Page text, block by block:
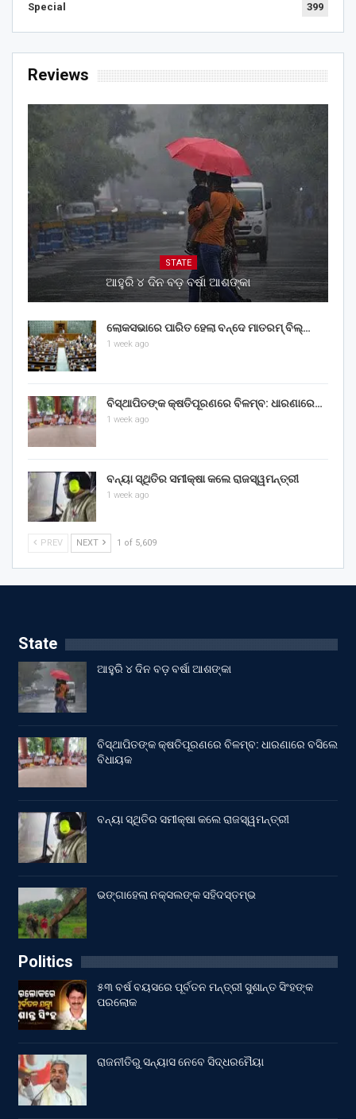
Special 399
Reviews
STATE
ଆହୁରି ୪ ଦିନ ବଡ଼ ବର୍ଷା ଆଶଙ୍କା
ଲୋକସଭାରେ ପାରିତ ହେଲା ବନ୍ଦେ ମାତରମ୍‌ ବିଲ୍‌…
1 week ago
ବିସ୍ଥାପିତଙ୍କ କ୍ଷତିପୂରଣରେ ବିଳମ୍ବ: ଧାରଣାରେ…
1 week ago
ବନ୍ୟା ସ୍ଥିତିର ସମୀକ୍ଷା କଲେ ରାଜସ୍ୱମନ୍ତ୍ରୀ
1 week ago
PREV NEXT 1 of 5,609
State
ଆହୁରି ୪ ଦିନ ବଡ଼ ବର୍ଷା ଆଶଙ୍କା
ବିସ୍ଥାପିତଙ୍କ କ୍ଷତିପୂରଣରେ ବିଳମ୍ବ: ଧାରଣାରେ ବସିଲେ
ବିଧାୟକ
ବନ୍ୟା ସ୍ଥିତିର ସମୀକ୍ଷା କଲେ ରାଜସ୍ୱମନ୍ତ୍ରୀ
ଭଙ୍ଗାହେଲା ନକ୍ସଲଙ୍କ ସହିଦସ୍ତମ୍ଭ
Politics
୫୩ ବର୍ଷ ବୟସରେ ପୂର୍ବତନ ମନ୍ତ୍ରୀ ସୁଶାନ୍ତ ସିଂହଙ୍କ
ପରଲୋକ
ରାଜନୀତିରୁ ସନ୍ୟାସ ନେବେ ସିଦ୍ଧରମୈୟା